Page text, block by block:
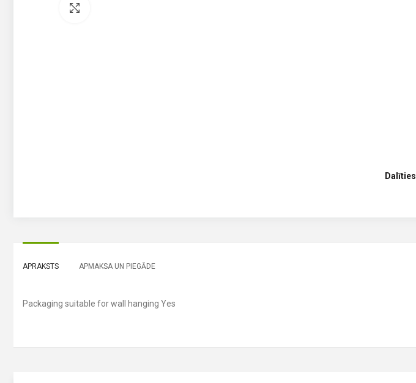
Dalīties
APRAKSTS APMAKSA UN PIEGĀDE
Packaging suitable for wall hanging Yes